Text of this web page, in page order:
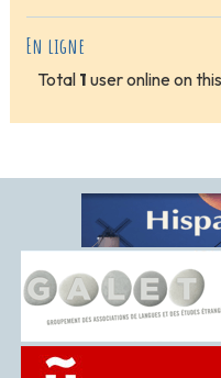
En ligne
Total 1 user online on